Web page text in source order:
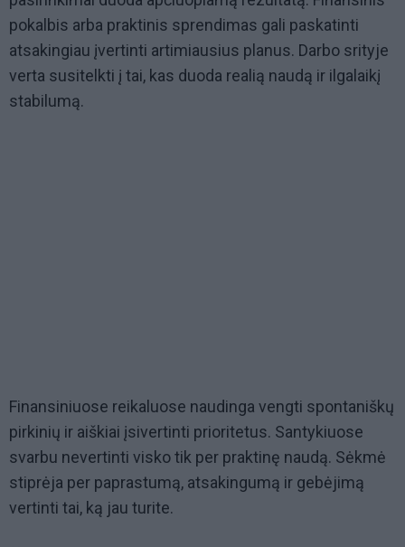
pokalbis arba praktinis sprendimas gali paskatinti
atsakingiau įvertinti artimiausius planus. Darbo srityje
verta susitelkti į tai, kas duoda realią naudą ir ilgalaikį
stabilumą.
Finansiniuose reikaluose naudinga vengti spontaniškų
pirkinių ir aiškiai įsivertinti prioritetus. Santykiuose
svarbu nevertinti visko tik per praktinę naudą. Sėkmė
stiprėja per paprastumą, atsakingumą ir gebėjimą
vertinti tai, ką jau turite.